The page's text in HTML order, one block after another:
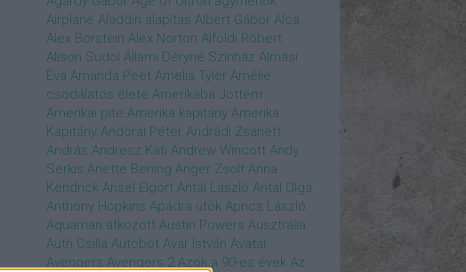
Airplane Aladdin alapítás Albert Gábor Álca
Alex Borstein Alex Norton Alföldi Róbert
Alison Sudol Állami Déryné Színház Almási
Éva Amanda Peet Amelia Tyler Amélie
csodálatos élete Amerikába Jöttem
Amerikai pite Amerika kapitány Amerika
Kapitány Andorai Péter Andrádi Zsanett
András Andresz Kati Andrew Wincott Andy
Serkis Anette Bening Anger Zsolt Anna
Kendrick Ansel Elgort Antal László Antal Olga
Anthony Hopkins Apádra ütök Aprics László
Aquaman átkozott Austin Powers Ausztrália
Auth Csilla Autobot Avar István Avatar
Avengers Avengers 2 Azok a 90-es évek Az